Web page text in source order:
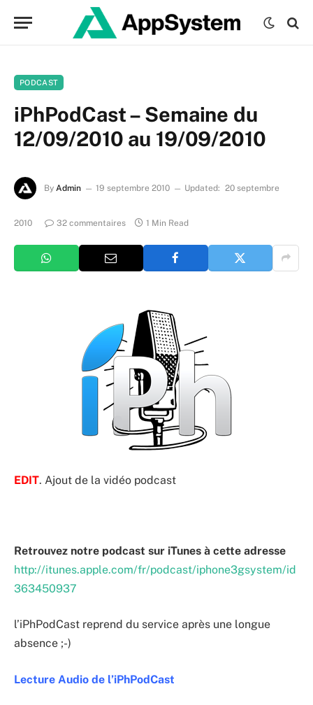
PODCAST
iPhPodCast – Semaine du
12/09/2010 au 19/09/2010
By Admin 19 septembre 2010 Updated: 20 septembre
2010 32 commentaires 1 Min Read
EDIT. Ajout de la vidéo podcast
Retrouvez notre podcast sur iTunes à cette adresse
http://itunes.apple.com/fr/podcast/iphone3gsystem/id
363450937
l’iPhPodCast reprend du service après une longue
absence ;-)
Lecture Audio de l’iPhPodCast